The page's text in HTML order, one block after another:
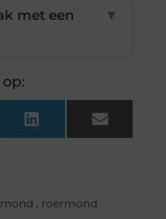
met een
▼
LinkedIn Email
, roermond